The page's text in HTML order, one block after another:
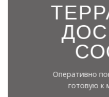
Оперативно
готовую к